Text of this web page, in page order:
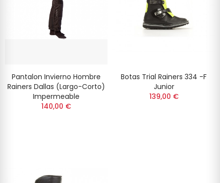
Pantalon Invierno Hombre
Rainers Dallas (largo-Corto)
Impermeable
140,00 €
Botas Trial Rainers 334 -F
Junior
139,00 €